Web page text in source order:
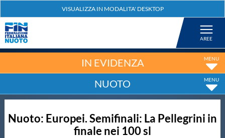
Nuoto
Tuffi
IN EVIDENZA
NUOTO
Nuoto: Europei. Semifinali: La Pellegrini in
finale nei 100 sl